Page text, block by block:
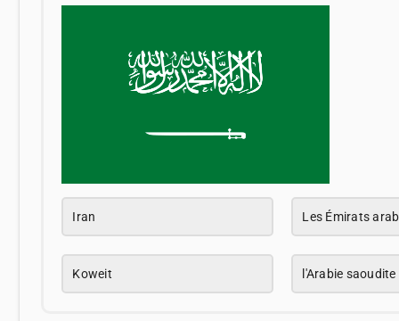
Iran Les Émirats
Koweit l'Arabie saoudite